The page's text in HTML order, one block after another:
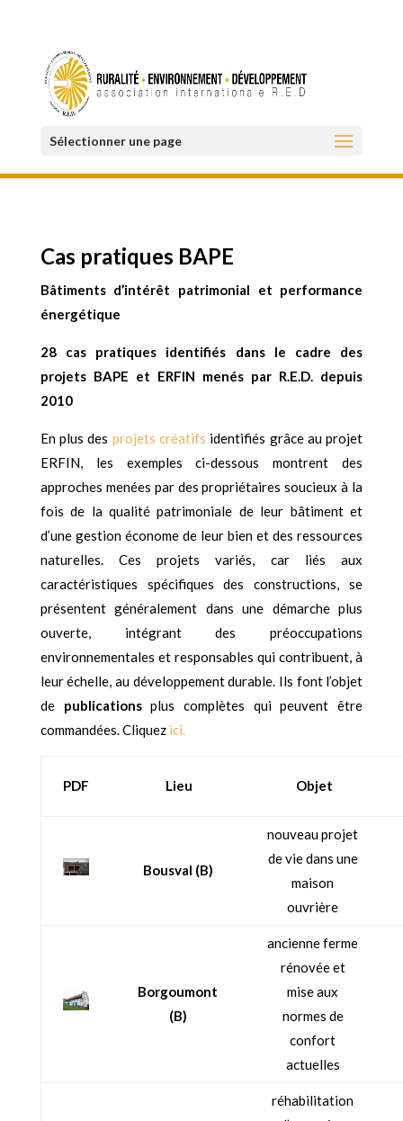
Sélectionner une page
Cas pratiques BAPE
Bâtiments d’intérêt patrimonial et performance
énergétique
28 cas pratiques identifiés dans le cadre des
projets BAPE et ERFIN menés par R.E.D. depuis
2010
En plus des projets créatifs identifiés grâce au projet
ERFIN, les exemples ci-dessous montrentdes
approches menées par des propriétaires soucieux à la
fois de la qualité patrimoniale de leur bâtiment et
d’une gestion économe de leur bien et des ressources
naturelles. Ces projets variés, car liés aux
caractéristiques spécifiques des constructions, se
présentent généralement dans une démarche plus
ouverte, intégrant des préoccupations
environnementales et responsables qui contribuent, à
leur échelle, au développement durable. Ils font l’objet
de publicationsplus complètes qui peuvent être
commandées. Cliquez ici.
PDF Lieu Objet
Bousval (B)
nouveau projet
de vie dans une
maison
ouvrière
Borgoumont
(B)
ancienne ferme
rénovée et
mise aux
normes de
confort
actuelles
réhabilitation